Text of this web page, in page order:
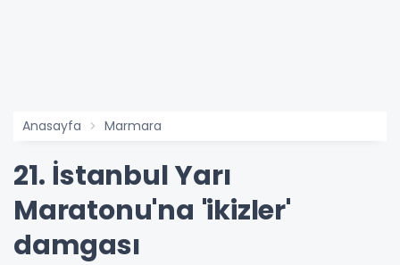
Anasayfa Marmara
21. İstanbul Yarı
Maratonu'na 'ikizler'
damgası